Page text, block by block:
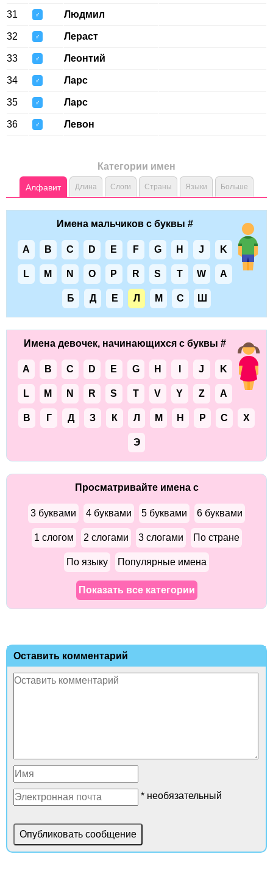
31 ♂ Людмил
32 ♂ Лераст
33 ♂ Леонтий
34 ♂ Ларс
35 ♂ Ларс
36 ♂ Левон
Категории имен
Алфавит Длина Слоги Страны Языки Больше
Имена мальчиков с буквы #
A B C D E F G H J K
L M N O P R S T W А
Б Д Е Л М С Ш
Имена девочек, начинающихся с буквы #
A B C D E G H J K
L M N R S T V Y Z А
В Г Д З К Л М Н Р С Х
Э
Просматривайте имена с
3 буквами 4 буквами 5 буквами 6 буквами
1 слогом 2 слогами 3 слогами По стране
По языку Популярные имена
Показать все категории
Оставить комментарий
* необязательный